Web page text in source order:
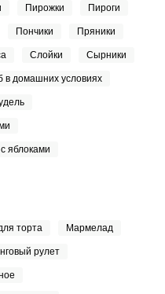
Пирожки Пироги
Пончики Пряники
Слойки Сырники
в домашних условиях
яблоками
торта Мармелад
рулет